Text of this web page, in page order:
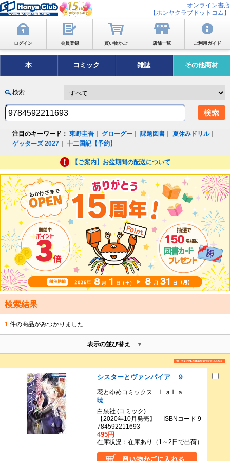
オンライン書店
【ホンヤクラブドットコム】
ログイン 会員登録 買い物かご 店舗一覧 ご利用ガイド
本 コミック 雑誌 その他商材
検索
注目のキーワード： 東野圭吾 グローグー ｜課題図書 ｜夏休みドリル｜
ゲッターズ 2027 ｜十二国記【予約】
【ご案内】お盆期間の配送について
検索結果
1 件の商品がみつかりました
表示の並び替え
シスターとヴァンパイア ９
花とゆめコミックス ＬａＬａ
暁
白泉社 (コミック)
【2020年10月発売】 ISBNコード 9
784592211693
495円
在庫状況：在庫あり（1～2日で出荷）